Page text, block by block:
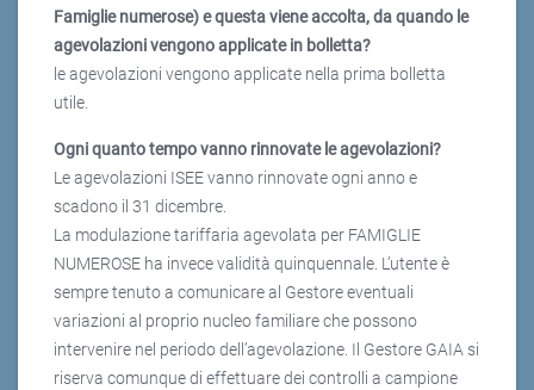
Famiglie numerose) e questa viene accolta, da quando le
agevolazioni vengono applicate in bolletta?
le agevolazioni vengono applicate nella prima bolletta
utile.
Ogni quanto tempo vanno rinnovate le agevolazioni?
Le agevolazioni ISEE vanno rinnovate ogni anno e
scadono il 31 dicembre.
La modulazione tariffaria agevolata per FAMIGLIE
NUMEROSE ha invece validità quinquennale. L’utente è
sempre tenuto a comunicare al Gestore eventuali
variazioni al proprio nucleo familiare che possono
intervenire nel periodo dell’agevolazione. Il Gestore GAIA si
riserva comunque di effettuare dei controlli a campione